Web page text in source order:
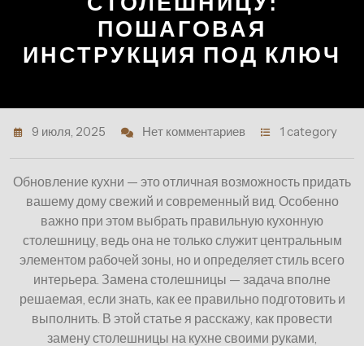
ПОШАГОВАЯ
ИНСТРУКЦИЯ ПОД КЛЮЧ
9 июля, 2025 Нет комментариев 1 category
Обновление кухни — это отличная возможность придать
вашему дому свежий и современный вид. Особенно
важно при этом выбрать правильную кухонную
столешницу, ведь она не только служит центральным
элементом рабочей зоны, но и определяет стиль всего
интерьера. Замена столешницы — задача вполне
решаемая, если знать, как ее правильно подготовить и
выполнить. В этой статье я расскажу, как провести
замену столешницы на кухне своими руками,